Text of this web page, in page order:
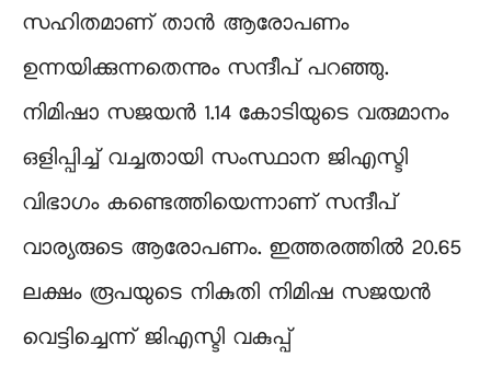
സഹിതമാണ് താൻ ആരോപണം
ഉന്നയിക്കുന്നതെന്നും സന്ദീപ് പറഞ്ഞു.
നിമിഷാ സജയൻ 1.14 കോടിയുടെ വരുമാനം
ഒളിപ്പിച്ച് വച്ചതായി സംസ്ഥാന ജിഎസ്ടി
വിഭാഗം കണ്ടെത്തിയെന്നാണ് സന്ദീപ്
വാര്യരുടെ ആരോപണം. ഇത്തരത്തിൽ 20.65
ലക്ഷം രൂപയുടെ നികുതി നിമിഷ സജയൻ
വെട്ടിച്ചെന്ന് ജിഎസ്ടി വകുപ്പ്